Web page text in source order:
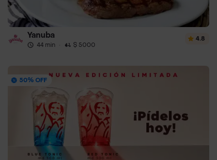
Yanuba
44 min · $ 5000
4.8
50% OFF